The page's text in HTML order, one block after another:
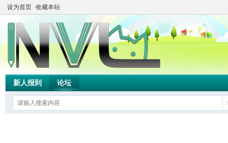
设为首页 收藏本站
新人报到 论坛